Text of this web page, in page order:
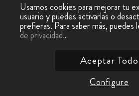
Usamos cookies para mejorar tu
usuario y puedes activarlas o
prefieras. Para saber más, puedes
de privacidad..
Configure
Aceptar Todo